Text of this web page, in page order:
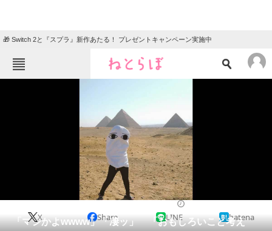
🎁 Switch 2と『スプラ』新作あたる！ プレゼントキャンペーン実施中
クイズ
地域
教育・育児
リサーチ
会員記事
「マジかよwwww」「凄ッ」 「おもしろいこと考え
X Share LINE hatena